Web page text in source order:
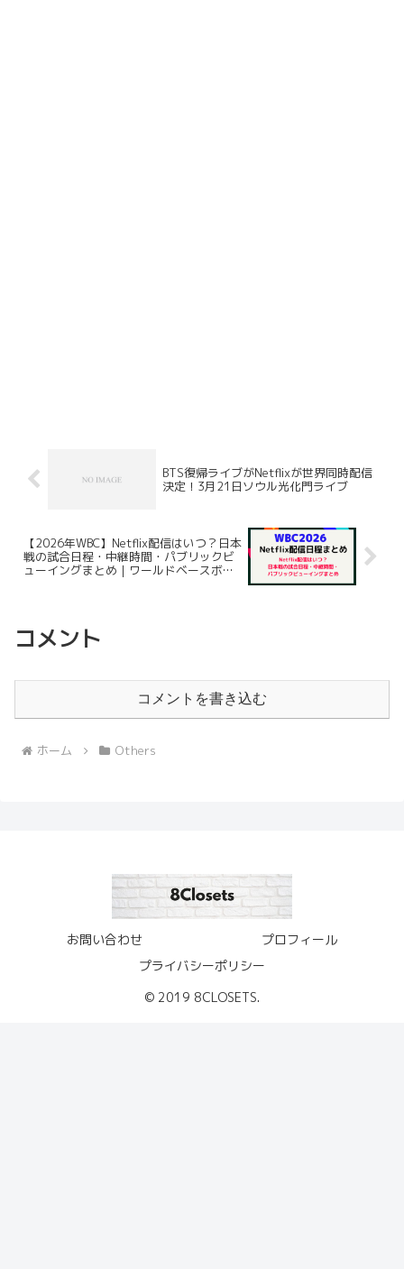
BTS復帰ライブがNetflixが世界同時配信
決定！3月21日ソウル光化門ライブ
【2026年WBC】Netflix配信はいつ？日本
戦の試合日程・中継時間・パブリックビ
ューイングまとめ｜ワールドベースボー
コメント
コメントを書き込む
ホーム Others
お問い合わせ
プロフィール
プライバシーポリシー
© 2019 8CLOSETS.